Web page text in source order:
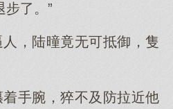
步了。”
，陆曈竟无可抵御，隻
手腕，猝不及防拉近他